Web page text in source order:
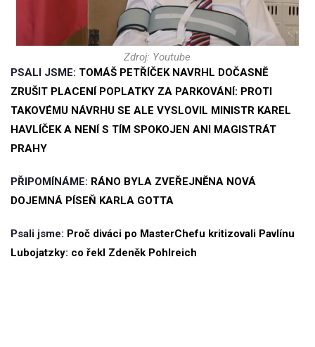
Zdroj: Youtube
PSALI JSME: TOMÁŠ PETŘÍČEK NAVRHL DOČASNĚ
ZRUŠIT PLACENÍ POPLATKY ZA PARKOVÁNÍ: PROTI
TAKOVÉMU NÁVRHU SE ALE VYSLOVIL MINISTR KAREL
HAVLÍČEK A NENÍ S TÍM SPOKOJEN ANI MAGISTRÁT
PRAHY
PŘIPOMÍNÁME: RÁNO BYLA ZVEŘEJNĚNA NOVÁ
DOJEMNÁ PÍSEŇ KARLA GOTTA
Psali jsme: Proč diváci po MasterChefu kritizovali Pavlínu
Lubojatzky: co řekl Zdeněk Pohlreich